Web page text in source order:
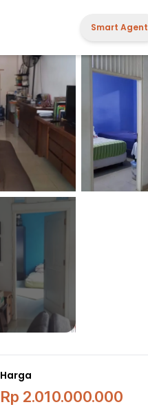
Smart Agent
Harga
Rp 2.010.000.000